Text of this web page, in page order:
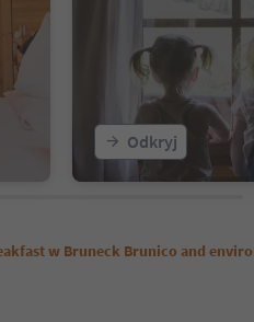
Odkryj
w Bruneck Brunico and